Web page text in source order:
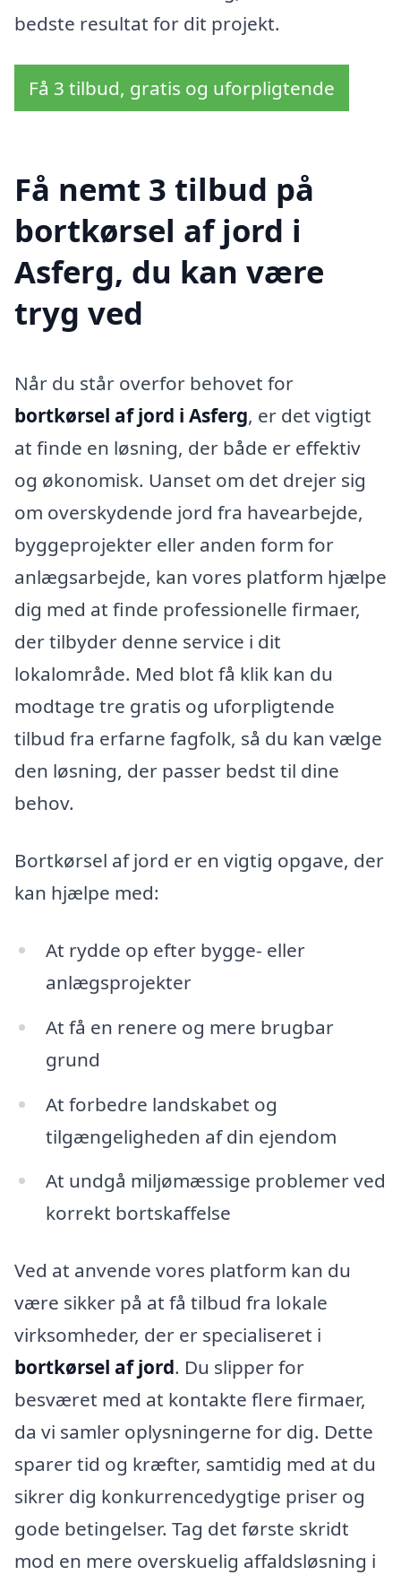
bedste resultat for dit projekt.
Få 3 tilbud, gratis og uforpligtende
Få nemt 3 tilbud på
bortkørsel af jord i
Asferg, du kan være
tryg ved
Når du står overfor behovet for
bortkørsel af jord i Asferg, er det vigtigt
at finde en løsning, der både er effektiv
og økonomisk. Uanset om det drejer sig
om overskydende jord fra havearbejde,
byggeprojekter eller anden form for
anlægsarbejde, kan vores platform hjælpe
dig med at finde professionelle firmaer,
der tilbyder denne service i dit
lokalområde. Med blot få klik kan du
modtage tre gratis og uforpligtende
tilbud fra erfarne fagfolk, så du kan vælge
den løsning, der passer bedst til dine
behov.
Bortkørsel af jord er en vigtig opgave, der
kan hjælpe med:
At rydde op efter bygge- eller
anlægsprojekter
At få en renere og mere brugbar
grund
At forbedre landskabet og
tilgængeligheden af din ejendom
At undgå miljømæssige problemer ved
korrekt bortskaffelse
Ved at anvende vores platform kan du
være sikker på at få tilbud fra lokale
virksomheder, der er specialiseret i
bortkørsel af jord. Du slipper for
besværet med at kontakte flere firmaer,
da vi samler oplysningerne for dig. Dette
sparer tid og kræfter, samtidig med at du
sikrer dig konkurrencedygtige priser og
gode betingelser. Tag det første skridt
mod en mere overskuelig affaldsløsning i